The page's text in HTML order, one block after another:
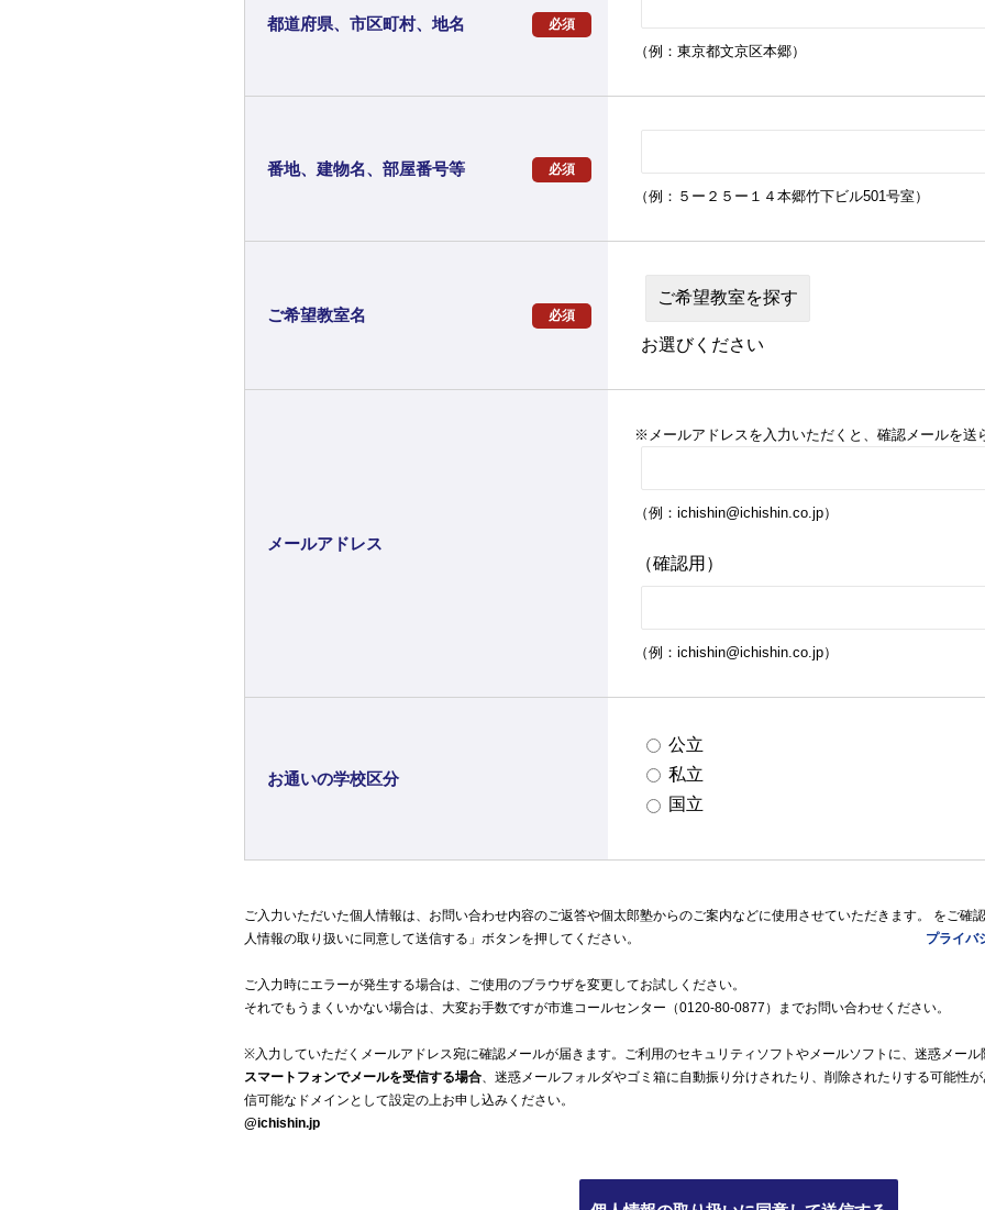
都道府県、市区町村、地名 必須
（例：東京都文京区本郷）
番地、建物名、部屋番号等 必須
（例：５ー２５ー１４本郷竹下ビル501号室）
ご希望教室名 必須
お選びください
メールアドレス
※メールアドレスを入力いただくと、確認メールを送
（例：ichishin@ichishin.co.jp）
（確認用）
（例：ichishin@ichishin.co.jp）
お通いの学校区分
公立
私立
国立
ご入力いただいた個人情報は、お問い合わせ内容のご返答や個太郎塾からのご案内などに使用させていただきます。
プライバ
をご確
人情報の取り扱いに同意して送信する」ボタンを押してください。
ご入力時にエラーが発生する場合は、ご使用のブラウザを変更してお試しください。
それでもうまくいかない場合は、大変お手数ですが市進コールセンター（0120-80-0877）までお問い合わせください。
※入力していただくメールアドレス宛に確認メールが届きます。ご利用のセキュリティソフトやメールソフトに、迷惑メール
スマートフォンでメールを受信する場合、迷惑メールフォルダやゴミ箱に自動振り分けされたり、削除されたりする可能性
信可能なドメインとして設定の上お申し込みください。
@ichishin.jp